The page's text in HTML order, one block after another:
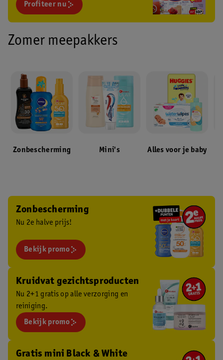
Profiteer nu
Zomer meepakkers
Zonbescherming Mini's Alles voor je baby
Zonbescherming
Nu 2e halve prijs!
Bekijk promo
Kruidvat gezichtsproducten
Nu 2+1 gratis op alle verzorging en
reiniging.
Bekijk promo
Gratis mini Black & White